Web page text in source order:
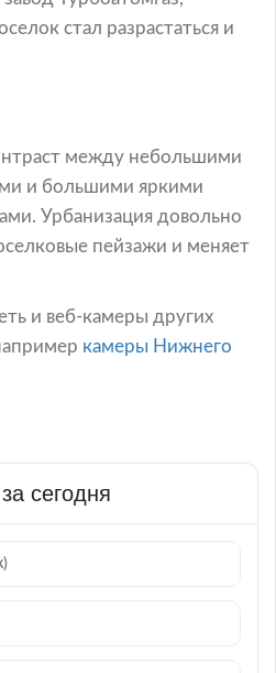
стал разрастаться и
между небольшими
и большими яркими
Урбанизация довольно
пейзажи и меняет
и веб-камеры других
камеры Нижнего
сегодня